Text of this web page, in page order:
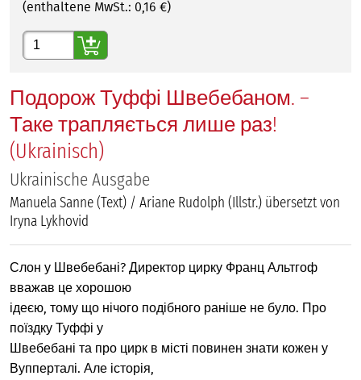
(enthaltene MwSt.: 0,16 €)
Gewünschte Anzahl
Подорож Туффі Швебебаном. –
Таке трапляється лише раз!
(Ukrainisch)
Ukrainische Ausgabe
Manuela Sanne (Text) / Ariane Rudolph (Illstr.) übersetzt von
Iryna Lykhovid
Слон у Швебебані? Директор цирку Франц Альтгоф
вважав це хорошою
ідеєю, тому що нічого подібного раніше не було. Про
поїздку Туффі у
Швебебані та про цирк в місті повинен знати кожен у
Вупперталі. Але історія,